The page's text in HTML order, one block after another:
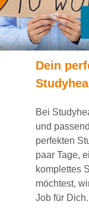
Dein
Bei
und passend
perfekten
paar Tage,
komplettes
möchtest,
Job für Dich.